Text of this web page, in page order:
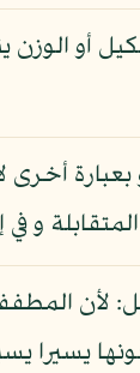
أو
أخرى
و
لأن
يسيرا